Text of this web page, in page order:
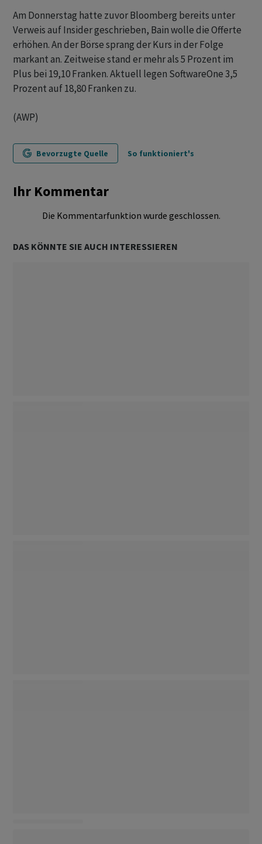
Am Donnerstag hatte zuvor Bloomberg bereits unter
Verweis auf Insider geschrieben, Bain wolle die Offerte
erhöhen. An der Börse sprang der Kurs in der Folge
markant an. Zeitweise stand er mehr als 5 Prozent im
Plus bei 19,10 Franken. Aktuell legen SoftwareOne 3,5
Prozent auf 18,80 Franken zu.
(AWP)
Bevorzugte Quelle So funktioniert's
Ihr Kommentar
Die Kommentarfunktion wurde geschlossen.
DAS KÖNNTE SIE AUCH INTERESSIEREN